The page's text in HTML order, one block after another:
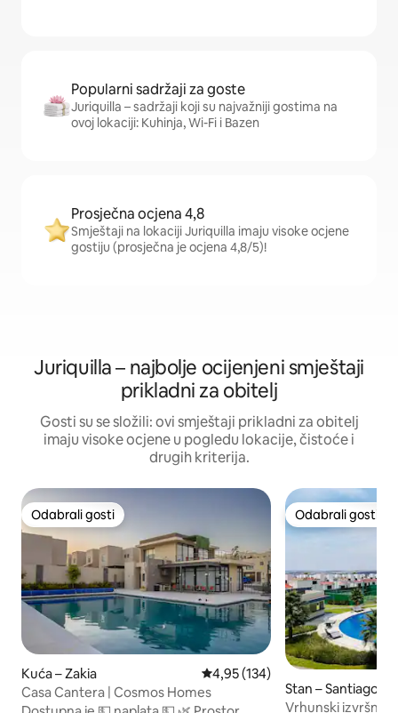
Popularni sadržaji za goste
Juriquilla – sadržaji koji su najvažniji gostima na
ovoj lokaciji: Kuhinja, Wi-Fi i Bazen
Prosječna ocjena 4,8
Smještaji na lokaciji Juriquilla imaju visoke ocjene
gostiju (prosječna je ocjena 4,8/5)!
Juriquilla – najbolje ocijenjeni smještaji
prikladni za obitelj
Gosti su se složili: ovi smještaji prikladni za obitelj
imaju visoke ocjene u pogledu lokacije, čistoće i
drugih kriterija.
Odabrali gosti
Odabrali gosti
Kuća – Zakia Prosječna ocjena: 4,95/5,
4,95 (134)
Casa Cantera | Cosmos Homes
Odabrali gosti
Odabrali gosti
Stan – Santiago
o
Vrhunski izvršni